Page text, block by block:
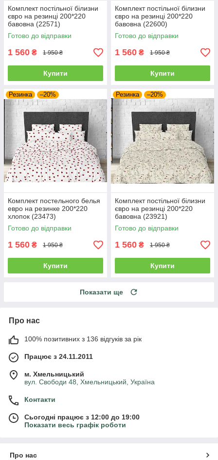
Комплект постільної білизни
євро на резинці 200*220
бавовна (22571)
Готово до відправки
1 560 ₴ 1 950 ₴
Купити
Комплект постільної білизни
євро на резинці 200*220
бавовна (22600)
Готово до відправки
1 560 ₴ 1 950 ₴
Купити
Резинка –20%
Комплект постельного белья
евро на резинке 200*220
хлопок (23473)
Готово до відправки
1 560 ₴ 1 950 ₴
Купити
Резинка –20%
Комплект постільної білизни
євро на резинці 200*220
бавовна (23921)
Готово до відправки
1 560 ₴ 1 950 ₴
Купити
Показати ще
Про нас
100% позитивних з 136 відгуків за рік
Працює з 24.11.2011
м. Хмельницький
вул. Свободи 48, Хмельницький, Україна
Контакти
Сьогодні працює з 12:00 до 19:00
Показати весь графік роботи
Про нас